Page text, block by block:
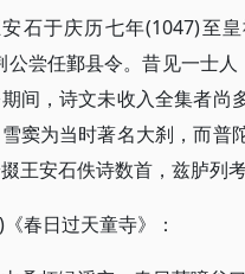
石于庆历七年(1047)至
公尝任鄞县令。昔见一士
间，诗文未收入全集者尚
窦为当时著名大刹，而普
王安石佚诗数首，兹胪列
春日过天童寺》：